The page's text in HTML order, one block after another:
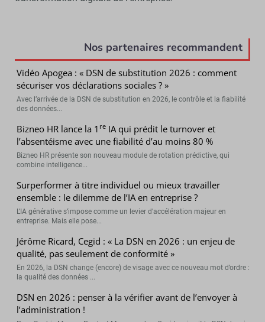
Nos partenaires recommandent
Vidéo Apogea : « DSN de substitution 2026 : comment
sécuriser vos déclarations sociales ? »
Avec l’arrivée de la DSN de substitution en 2026, le contrôle et la fiabilité
des données...
Bizneo HR lance la 1 re IA qui prédit le turnover et
l’absentéisme avec une fiabilité d’au moins 80 %
Bizneo HR présente son nouveau module de rotation prédictive, qui
combine intelligence...
Surperformer à titre individuel ou mieux travailler
ensemble : le dilemme de l’IA en entreprise ?
L’IA générative s’impose comme un levier d’accélération majeur en
entreprise. Mais elle pose...
Jérôme Ricard, Cegid : « La DSN en 2026 : un enjeu de
qualité, pas seulement de conformité »
En 2026, la DSN change (encore) de visage avec ce nouveau mot d’ordre :
la qualité des données ...
DSN en 2026 : penser à la vérifier avant de l’envoyer à
l’administration !